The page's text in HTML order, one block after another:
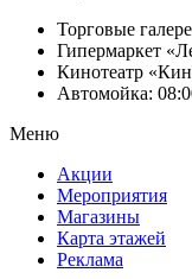
Торговые
Гипермаркет
Кинотеатр
Автомойка:
Меню
Акции
Мероприятия
Магазины
Карта этажей
Реклама